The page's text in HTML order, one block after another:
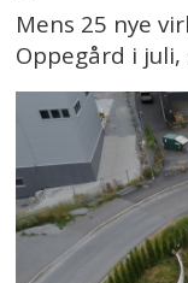
Mens 25 nye
Oppegård i